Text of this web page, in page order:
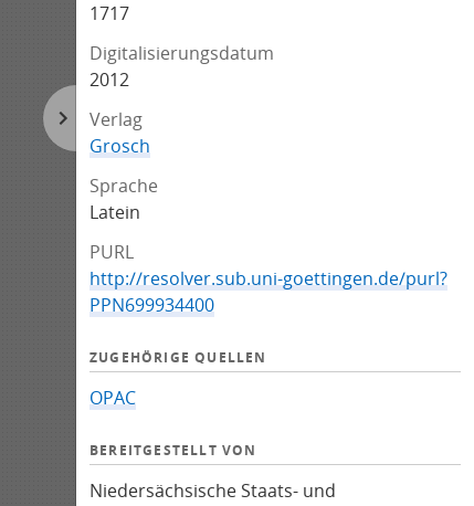
1717
Digitalisierungsdatum
2012
Verlag
Grosch
Sprache
Latein
PURL
http://resolver.sub.uni-goettingen.de/purl?
PPN699934400
ZUGEHÖRIGE QUELLEN
OPAC
BEREITGESTELLT VON
Niedersächsische Staats- und